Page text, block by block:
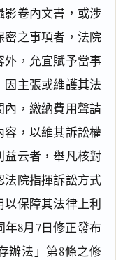
影卷內文書，或涉
密之事項者，法院
外，允宜賦予當事
因主張或維護其法
內，繳納費用聲請
容，以維其訴訟權
益云者，舉凡核對
法院指揮訴訟方式
保障其法律上利
8月7日修正發布
辦法」第8條之修